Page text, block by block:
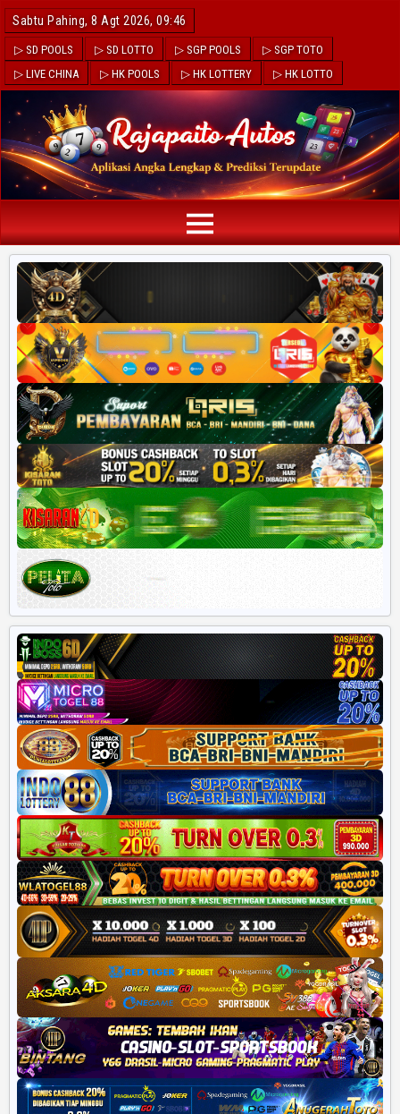
Sabtu Pahing, 8 Agt 2026, 09:46
▷ SD POOLS ▷ SD LOTTO ▷ SGP POOLS
▷ SGP TOTO
▷ LIVE CHINA
▷ HK POOLS ▷ HK LOTTERY ▷ HK LOTTO